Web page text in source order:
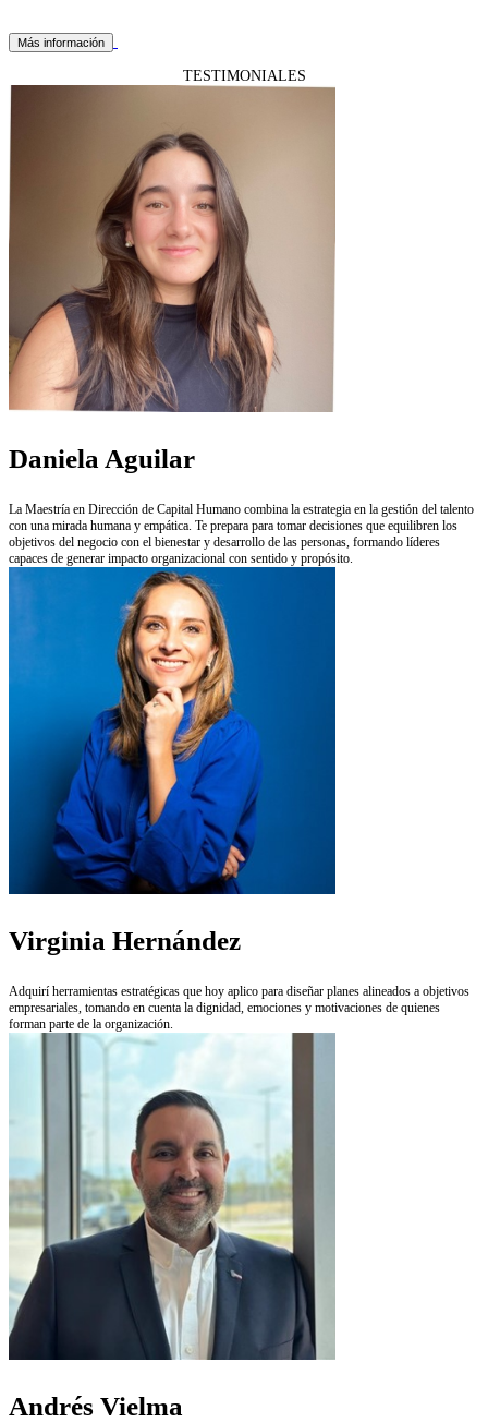
Más información
TESTIMONIALES
Daniela Aguilar
La Maestría en Dirección de Capital Humano combina la estrategia en la gestión del talento
con una mirada humana y empática. Te prepara para tomar decisiones que equilibren los
objetivos del negocio con el bienestar y desarrollo de las personas, formando líderes
capaces de generar impacto organizacional con sentido y propósito.
Virginia Hernández
Adquirí herramientas estratégicas que hoy aplico para diseñar planes alineados a objetivos
empresariales, tomando en cuenta la dignidad, emociones y motivaciones de quienes
forman parte de la organización.
Andrés Vielma